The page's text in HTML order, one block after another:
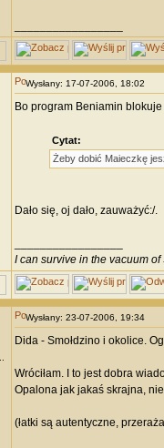
Wysłany: 17-07-2006, 18:02
Bo program Beniamin
Cytat:
Żeby dobić Maieczkę
Dało się, oj dało, zauważyć:/.
I can survive in the vacuum of
Wysłany: 23-07-2006, 19:34
Dida - Smołdzino i okolice.
Wróciłam. I to jest dobra
Opalona jak jakaś skrajna,
(łatki są autentyczne,